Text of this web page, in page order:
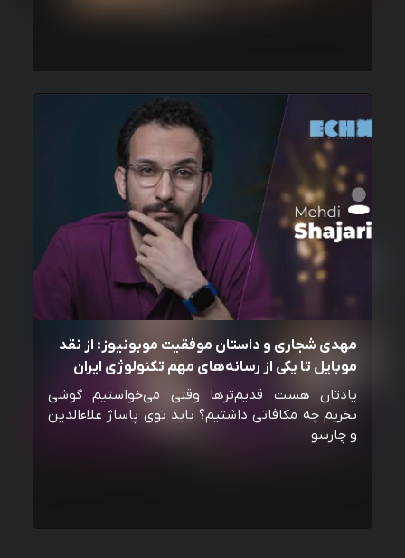
مهدی شجاری و داستان موفقیت موبونیوز: از نقد
موبایل تا یکی از رسانه‌‌های مهم تکنولوژی ایران
یادتان هست قدیم‌ترها وقتی می‌خواستیم گوشی
بخریم چه مکافاتی داشتیم؟ باید توی پاساژ علاءالدین
و چارسو